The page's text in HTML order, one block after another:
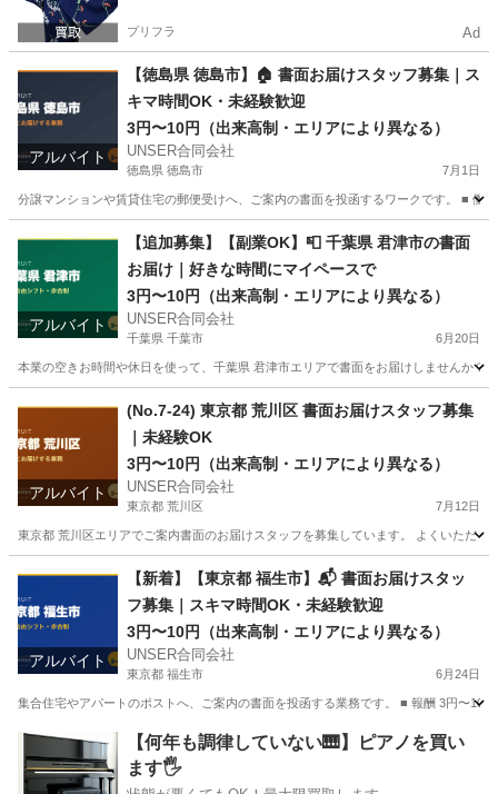
プリフラ Ad
アルバイト
【徳島県 徳島市】🏠 書面お届けスタッフ募集｜ス
キマ時間OK・未経験歓迎
3円〜10円（出来高制・エリアにより異なる）
UNSER合同会社
徳島県 徳島市 7月1日
分譲マンションや賃貸住宅の郵便受けへ、ご案内の書面を投函するワークです。 ■ 働
ポスティング スタッフ
アルバイト
【追加募集】【副業OK】📮 千葉県 君津市の書面
お届け｜好きな時間にマイペースで
3円〜10円（出来高制・エリアにより異なる）
UNSER合同会社
千葉県 千葉市 6月20日
本業の空きお時間や休日を使って、千葉県 君津市エリアで書面をお届けしませんか
ポスティング マイペース
アルバイト
(No.7-24) 東京都 荒川区 書面お届けスタッフ募集
｜未経験OK
3円〜10円（出来高制・エリアにより異なる）
UNSER合同会社
東京都 荒川区 7月12日
東京都 荒川区エリアでご案内書面のお届けスタッフを募集しています。 よくいただ
ポスティング スタッフ
アルバイト
【新着】【東京都 福生市】📬 書面お届けスタッ
フ募集｜スキマ時間OK・未経験歓迎
3円〜10円（出来高制・エリアにより異なる）
UNSER合同会社
東京都 福生市 6月24日
集合住宅やアパートのポストへ、ご案内の書面を投函する業務です。 ■ 報酬 3円〜10
東京 福生市 ポスティング スタッフ
【何年も調律していない🎹】ピアノを買い
ます🖐️